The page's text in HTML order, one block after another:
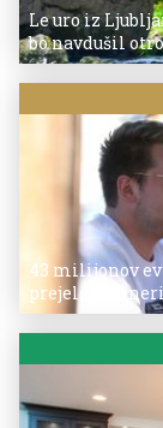
Le uro iz
bo navdušil
43 milijonov
prejele